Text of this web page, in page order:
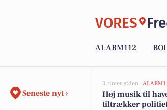
VORES
ALARM112
Seneste nyt ›
3 timer siden |
Høj musik til
tiltrækker